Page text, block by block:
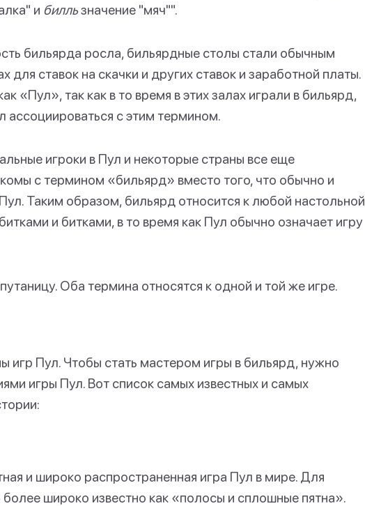
и билльзначение "мяч"".
бильярда росла, бильярдные столы стали обычным
для ставок на скачки и других ставок и заработной платы.
«Пул», так как в то время в этих залах играли в бильярд,
ассоциироваться с этим термином.
игроки в Пул и некоторые страны все еще
с термином «бильярд» вместо того, что обычно и
Таким образом, бильярд относится к любой настольной
и битками, в то время как Пул обычно означает игру
Оба термина относятся к одной и той же игре.
игр Пул. Чтобы стать мастером игры в бильярд, нужно
игры Пул. Вот список самых известных и самых
и широко распространенная игра Пул в мире. Для
широко известно как «полосы и сплошные пятна».